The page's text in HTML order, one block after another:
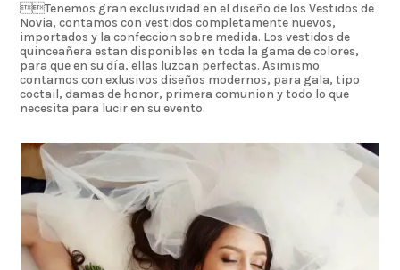
Tenemos gran exclusividad en el diseño de los Vestidos de
Novia, contamos con vestidos completamente nuevos,
importados y la confeccion sobre medida. Los vestidos de
quinceañera estan disponibles en toda la gama de colores,
para que en su día, ellas luzcan perfectas. Asimismo
contamos con exlusivos diseños modernos, para gala, tipo
coctail, damas de honor, primera comunion y todo lo que
necesita para lucir en su evento.